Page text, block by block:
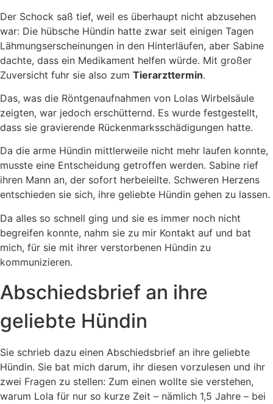
Der Schock saß tief, weil es überhaupt nicht abzusehen
war: Die hübsche Hündin hatte zwar seit einigen Tagen
Lähmungserscheinungen in den Hinterläufen, aber Sabine
dachte, dass ein Medikament helfen würde. Mit großer
Zuversicht fuhr sie also zum Tierarzttermin.
Das, was die Röntgenaufnahmen von Lolas Wirbelsäule
zeigten, war jedoch erschütternd. Es wurde festgestellt,
dass sie gravierende Rückenmarksschädigungen hatte.
Da die arme Hündin mittlerweile nicht mehr laufen konnte,
musste eine Entscheidung getroffen werden. Sabine rief
ihren Mann an, der sofort herbeieilte. Schweren Herzens
entschieden sie sich, ihre geliebte Hündin gehen zu lassen.
Da alles so schnell ging und sie es immer noch nicht
begreifen konnte, nahm sie zu mir Kontakt auf und bat
mich, für sie mit ihrer verstorbenen Hündin zu
kommunizieren.
Abschiedsbrief an ihre
geliebte Hündin
Sie schrieb dazu einen Abschiedsbrief an ihre geliebte
Hündin. Sie bat mich darum, ihr diesen vorzulesen und ihr
zwei Fragen zu stellen: Zum einen wollte sie verstehen,
warum Lola für nur so kurze Zeit – nämlich 1,5 Jahre – bei